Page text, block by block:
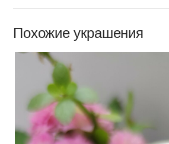
Похожие украшения